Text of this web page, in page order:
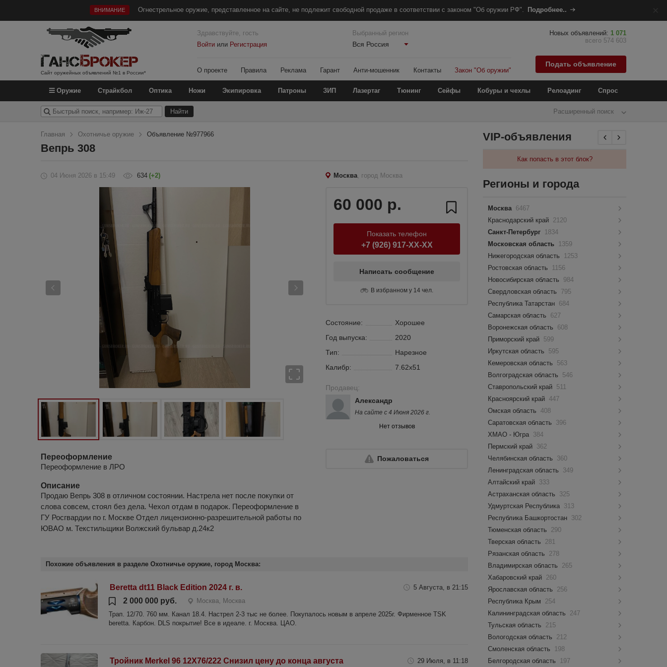
ВНИМАНИЕ Огнестрельное оружие, представленное на сайте, не подлежит свободной продаже в соответствии с законом "Об оружии РФ". Подробнее..
Сайт оружейных объявлений №1 в России*
Здравствуйте, гость
Войтиили Регистрация
Выбранный регион
Вся Россия
О проекте Правила Реклама Гарант Анти-мошенник Контакты Закон "Об оружии"
Новых объявлений: 1 071
всего 574 603
Подать объявление
Оружие Страйкбол Оптика Ножи Экипировка Патроны ЗИП Лазертаг Тюнинг Сейфы Кобуры и чехлы Релоадинг Спрос
Расширенный поиск
Главная Охотничье оружие Объявление №977966
Вепрь 308
04 Июня 2026 в 15:49 634 (+2) Москва, город Москва
Переоформление
Переоформление в ЛРО
Описание
Продаю Вепрь 308 в отличном состоянии. Настрела нет после покупки от
слова совсем, стоял без дела. Чехол отдам в подарок. Переоформление в
ГУ Росгвардии по г. Москве Отдел лицензионно-разрешительной работы по
ЮВАО м. Текстильщики Волжский бульвар д.24к2
60 000 р.
Показать телефон
+7 (926) 917-XX-XX
Написать сообщение
В избранном у 14 чел.
Состояние:
Хорошее
Год выпуска:
2020
Тип:
Нарезное
Калибр:
7.62х51
Продавец:
Александр
На сайте с 4 Июня 2026 г.
Нет отзывов
Пожаловаться
Похожие объявления в разделе Охотничье оружие, город Москва:
Beretta dt11 Black Edition 2024 г. в. 5 Августа, в 21:15
2 000 000 руб.
Москва, Москва
Трап. 12/70. 760 мм. Канал 18.4. Настрел 2-3 тыс не более. Покупалось новым в апреле 2025г. Фирменное TSK
beretta. Карбон. DLS покрытие! Все в идеале. г. Москва. ЦАО.
Тройник Merkel 96 12Х76/222 Снизил цену до конца августа 29 Июля, в 11:18
VIP-объявления
Как попасть в этот блок?
Регионы и города
Москва 6467
Краснодарский край 2120
Санкт-Петербург 1834
Московская область 1359
Нижегородская область
1253
Ростовская область
1156
Новосибирская область
984
Свердловская область
795
Республика Татарстан 684
Самарская область
627
Воронежская область
608
Приморский край 599
Иркутская область
595
Кемеровская область
563
Волгоградская область
546
Ставропольский край 511
Красноярский край 447
Омская область
408
Саратовская область
396
ХМАО - Югра 384
Пермский край 362
Челябинская область
360
Ленинградская область
349
Алтайский край 333
Астраханская область
325
Удмуртская Республика 313
Республика Башкортостан 302
Тюменская область
290
Тверская область
281
Рязанская область
278
Владимирская область
265
Хабаровский край 260
Ярославская область
256
Республика Крым
254
Калининградская область
247
Тульская область
215
Вологодская область
212
Смоленская область
198
Белгородская область
197